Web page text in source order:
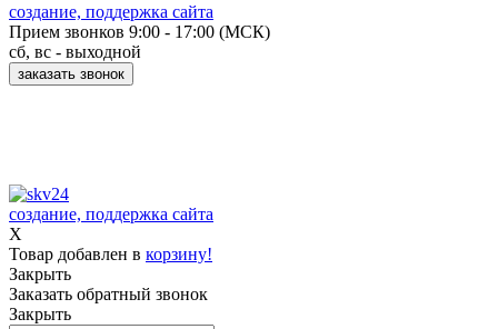
создание, поддержка сайта
Прием звонков 9:00 - 17:00 (МСК)
сб, вс - выходной
заказать звонок
создание, поддержка сайта
X
Товар добавлен в корзину!
Закрыть
Заказать обратный звонок
Закрыть